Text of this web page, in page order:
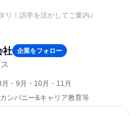
リ！語学を活かしてご案内♪
社 企業をフォロー
・9月・10月・11月
ンパニー&キャリア教育等